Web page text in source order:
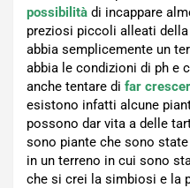
possibilità di incappare
preziosi piccoli alleati
abbia semplicemente un
abbia le condizioni di ph e
anche tentare di far
esistono infatti alcune
possono dar vita a delle
sono piante che sono
in un terreno in cui sono
che si crei la simbiosi e la